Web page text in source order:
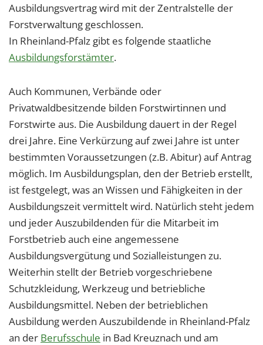
Ausbildungsvertrag wird mit der Zentralstelle der
Forstverwaltung geschlossen.
In Rheinland-Pfalz gibt es folgende staatliche
Ausbildungsforstämter.
Auch Kommunen, Verbände oder
Privatwaldbesitzende bilden Forstwirtinnen und
Forstwirte aus. Die Ausbildung dauert in der Regel
drei Jahre. Eine Verkürzung auf zwei Jahre ist unter
bestimmten Voraussetzungen (z.B. Abitur) auf Antrag
möglich. Im Ausbildungsplan, den der Betrieb erstellt,
ist festgelegt, was an Wissen und Fähigkeiten in der
Ausbildungszeit vermittelt wird. Natürlich steht jedem
und jeder Auszubildenden für die Mitarbeit im
Forstbetrieb auch eine angemessene
Ausbildungsvergütung und Sozialleistungen zu.
Weiterhin stellt der Betrieb vorgeschriebene
Schutzkleidung, Werkzeug und betriebliche
Ausbildungsmittel. Neben der betrieblichen
Ausbildung werden Auszubildende in Rheinland-Pfalz
an der Berufsschule in Bad Kreuznach und am